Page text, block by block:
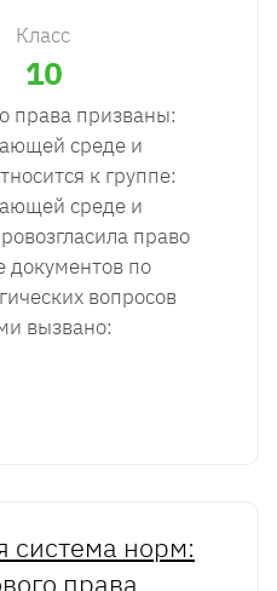
Класс
10
права призваны:
среде и
к группе:
среде и
право
документов по
вопросов
вызвано:
система норм:
права